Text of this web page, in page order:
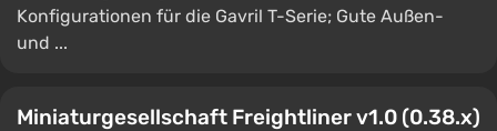
Konfigurationen für die Gavril T-Serie; Gute Außen-
und ...
Miniaturgesellschaft Freightliner v1.0 (0.38.x)